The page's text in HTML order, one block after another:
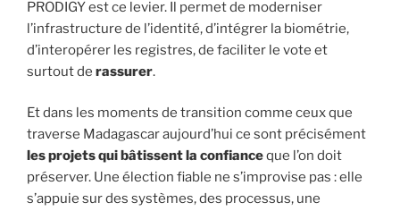
PRODIGY est ce levier. Il permet de moderniser
l’infrastructure de l’identité, d’intégrer la biométrie,
d’interopérer les registres, de faciliter le vote et
surtout de rassurer.
Et dans les moments de transition comme ceux que
traverse Madagascar aujourd’hui ce sont précisément
les projets qui bâtissent la confianceque l’on doit
préserver. Une élection fiable ne s’improvise pas : elle
s’appuie sur des systèmes, des processus, une